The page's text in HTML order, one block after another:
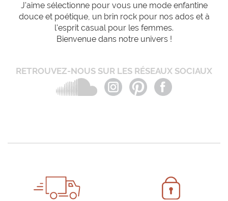
J'aime sélectionne pour vous une mode enfantine
douce et poétique, un brin rock pour nos ados et à
l'esprit casual pour les femmes.
Bienvenue dans notre univers !
RETROUVEZ-NOUS SUR LES RÉSEAUX SOCIAUX